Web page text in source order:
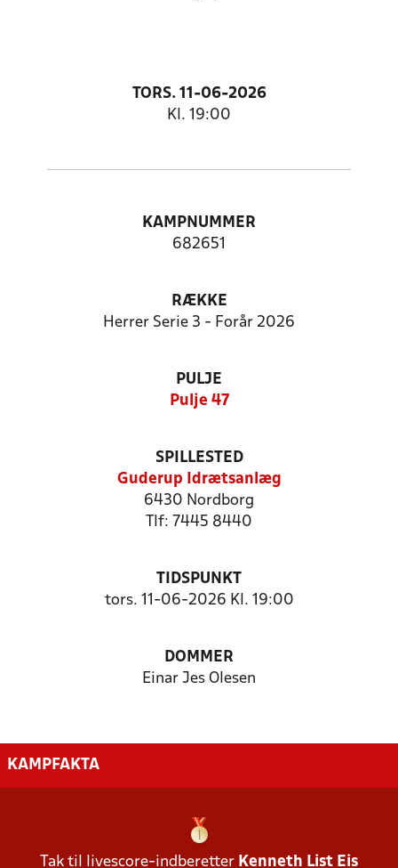
TORS. 11-06-2026
Kl. 19:00
KAMPNUMMER
682651
RÆKKE
Herrer Serie 3 - Forår 2026
PULJE
Pulje 47
SPILLESTED
Guderup Idrætsanlæg
6430 Nordborg
Tlf: 7445 8440
TIDSPUNKT
tors. 11-06-2026 Kl. 19:00
DOMMER
Einar Jes Olesen
KAMPFAKTA
Tak til livescore-indberetter Kenneth List Eis